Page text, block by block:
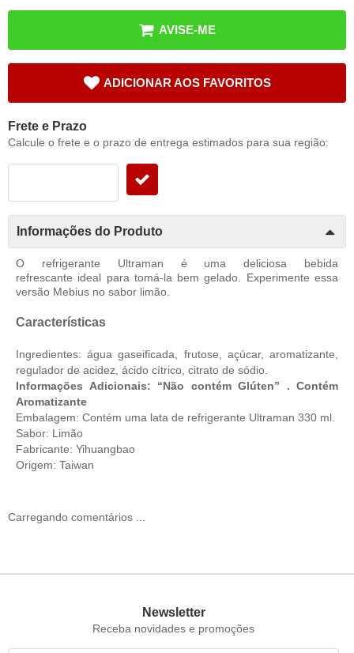
AVISE-ME
ADICIONAR AOS FAVORITOS
Frete e Prazo
Calcule o frete e o prazo de entrega estimados para sua região:
Informações do Produto
O refrigerante Ultraman é uma deliciosa bebida
refrescante ideal para tomá-la bem gelado. Experimente essa
versão Mebius no sabor limão.
Características
Ingredientes: água gaseificada, frutose, açúcar, aromatizante,
regulador de acidez, ácido cítrico, citrato de sódio.
Informações Adicionais: “Não contém Glúten” . Contém
Aromatizante
Embalagem: Contém uma lata de refrigerante Ultraman 330 ml.
Sabor: Limão
Fabricante: Yihuangbao
Origem: Taiwan
Carregando comentários ...
Newsletter
Receba novidades e promoções